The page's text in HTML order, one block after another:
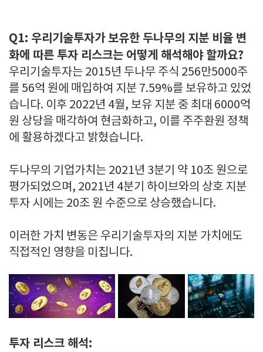
Q1: 우리기술투자가 보유한 두나무의 지분 비율 변
화에 따른 투자 리스크는 어떻게 해석해야 할까요?
우리기술투자는 2015년 두나무 주식 256만5000주
를 56억 원에 매입하여 지분 7.59%를 보유하고 있었
습니다. 이후 2022년 4월, 보유 지분 중 최대 6000억
원 상당을 매각하여 현금화하고, 이를 주주환원 정책
에 활용하겠다고 밝혔습니다.
두나무의 기업가치는 2021년 3분기 약 10조 원으로
평가되었으며, 2021년 4분기 하이브와의 상호 지분
투자 시에는 20조 원 수준으로 상승했습니다.
이러한 가치 변동은 우리기술투자의 지분 가치에도
직접적인 영향을 미칩니다.
투자 리스크 해석: